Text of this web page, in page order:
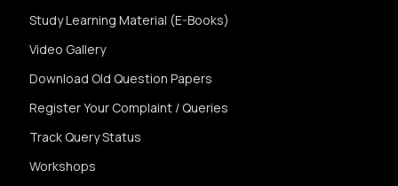
Study Learning Material (E-Books)
Video Gallery
Download Old Question Papers
Register Your Complaint / Queries
Track Query Status
Workshops